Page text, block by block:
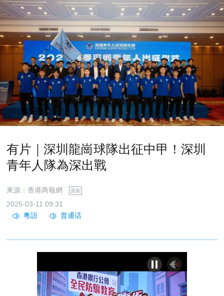
有片｜深圳龍崗球隊出征中甲！深圳
青年人隊為深出戰
來源：香港商報網 原創
2025-03-11 09:31